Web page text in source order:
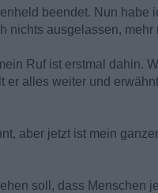
beendet. Nun habe
nichts ausgelassen,
Ruf ist erstmal dahin.
alles weiter und
aber jetzt ist mein
soll, dass Menschen